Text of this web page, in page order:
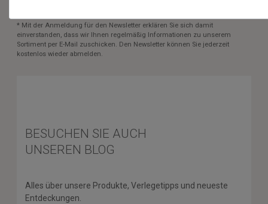
* Mit der Anmeldung für den Newsletter erklären Sie sich damit
einverstanden, dass wir Ihnen regelmäßig Informationen zu unserem
Sortiment per E-Mail zuschicken. Den Newsletter können Sie jederzeit
kostenlos wieder abmelden.
BESUCHEN SIE AUCH
UNSEREN BLOG
Alles über unsere Produkte, Verlegetipps und neueste
Entdeckungen.